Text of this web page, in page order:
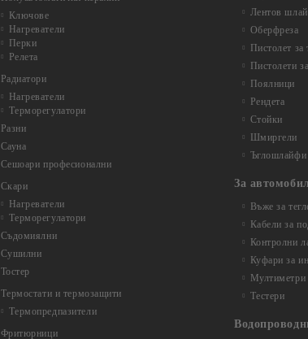
Ключове
Нагреватели
Перки
Релета
Радиатори
Нагреватели
Терморегулатори
Разни
Сауна
Сешоари професионални
Скари
Нагреватели
Терморегулатори
Съдомиялни
Сушилни
Тостер
Термостати и термозащити
Термопредпазители
Фритюрници
Лентов
Оберфреза
Пистолет
Пистолети
Поялници
Рендета
Стойки
Шмиргели
Ъглошлайфи
За
Въже за
Кабели за
Контролни
Куфари за
Мултиметри
Тестери